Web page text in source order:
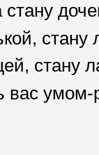
стану
вас умом-